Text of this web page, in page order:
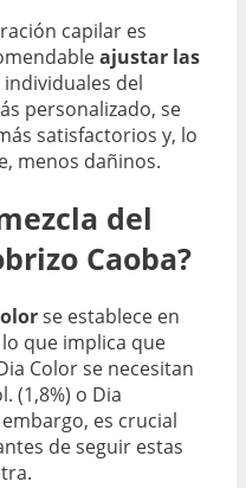
capilar es
ajustar las
del
personalizado, se
satisfactorios y, lo
menos dañinos.
del
Caoba?
se establece en
lo que implica que
Color se necesitan
(1,8%) o Dia
es crucial
de seguir estas